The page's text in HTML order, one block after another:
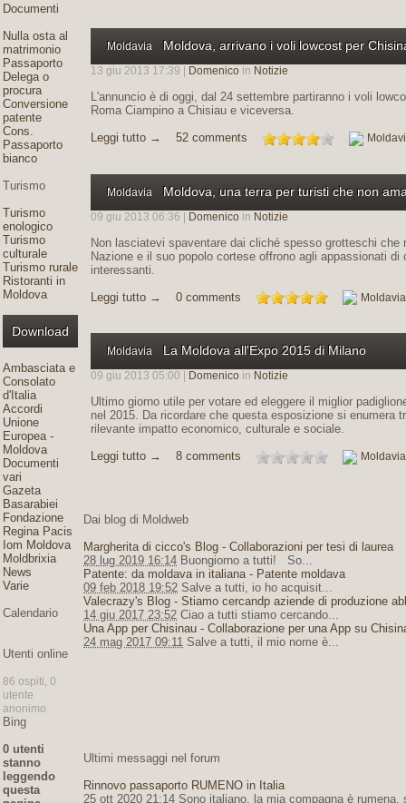
Documenti
Nulla osta al
matrimonio
Passaporto
Delega o
procura
Conversione
patente
Cons.
Passaporto
bianco
Turismo
Turismo
enologico
Turismo
culturale
Turismo rurale
Ristoranti in
Moldova
Download
Ambasciata e
Consolato
d'Italia
Accordi
Unione
Europea -
Moldova
Documenti
vari
Gazeta
Basarabiei
Fondazione
Regina Pacis
Iom Moldova
Moldbrixia
News
Varie
Calendario
Utenti online
86 ospiti, 0
utente
anonimo
Bing
0 utenti
stanno
leggendo
questa
Moldavia Moldova, arrivano i voli lowcost per
13 giu 2013 17:39 | Domenico in Notizie
L'annuncio è di oggi, dal 24 settembre partiranno i voli
Roma Ciampino a Chisiau e viceversa.
Leggi tutto →
52 comments
Moldavia Moldova, una terra per turisti che non
09 giu 2013 06:36 | Domenico in Notizie
Non lasciatevi spaventare dai cliché spesso grotteschi
Nazione e il suo popolo cortese offrono agli appassionati
interessanti.
Leggi tutto →
0 comments Moldavia
Moldavia La Moldova all'Expo 2015 di Milano
09 giu 2013 05:00 | Domenico in Notizie
Ultimo giorno utile per votare ed eleggere il miglior
nel 2015. Da ricordare che questa esposizione si enumera
rilevante impatto economico, culturale e sociale.
Leggi tutto →
8 comments Moldavia
Dai blog di Moldweb
Margherita di cicco's Blog - Collaborazioni per tesi di laurea
28 lug 2019 16:14 Buongiorno a tutti! So...
Patente: da moldava in italiana - Patente moldava
09 feb 2018 19:52 Salve a tutti, io ho acquisit...
Valecrazy's Blog - Stiamo cercandp aziende di produzione
14 giu 2017 23:52 Ciao a tutti stiamo cercando...
Una App per Chisinau - Collaborazione per una App su
24 mag 2017 09:11 Salve a tutti, il mio nome è...
Ultimi messaggi nel forum
Rinnovo passaporto RUMENO in Italia
25 ott 2020 21:14 Sono italiano, la mia compagna è